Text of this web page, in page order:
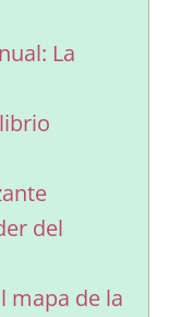
La
del
mapa de la